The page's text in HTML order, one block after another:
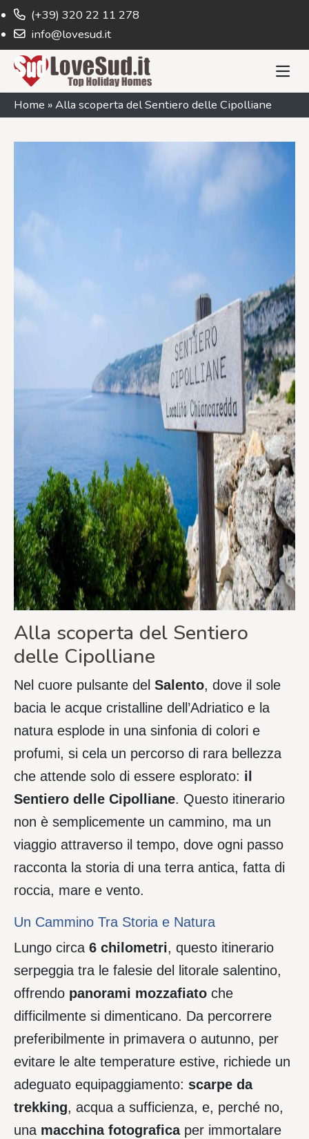
(+39) 320 22 11 278
info@lovesud.it
Home »Alla scoperta del Sentiero delle Cipolliane
Alla scoperta del Sentiero
delle Cipolliane
Nel cuore pulsante del Salento, dove il sole
bacia le acque cristalline dell’Adriatico e la
natura esplode in una sinfonia di colori e
profumi, si cela un percorso di rara bellezza
che attende solo di essere esplorato: il
Sentiero delle Cipolliane. Questo itinerario
non è semplicemente un cammino, ma un
viaggio attraverso il tempo, dove ogni passo
racconta la storia di una terra antica, fatta di
roccia, mare e vento.
Un Cammino Tra Storia e Natura
Lungo circa 6 chilometri, questo itinerario
serpeggia tra le falesie del litorale salentino,
offrendo panorami mozzafiato che
difficilmente si dimenticano. Da percorrere
preferibilmente in primavera o autunno, per
evitare le alte temperature estive, richiede un
adeguato equipaggiamento: scarpe da
trekking, acqua a sufficienza, e, perché no,
una macchina fotograficaper immortalare